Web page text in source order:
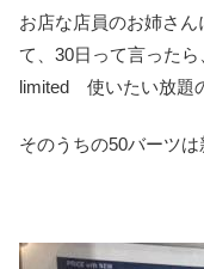
お店な店員のお姉さ
て、30日って言った
limited 使いたい放題
そのうちの50バーツは